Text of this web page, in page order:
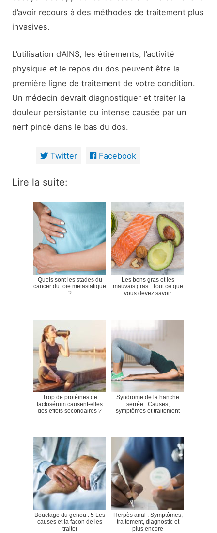
d’avoir recours à des méthodes de traitement plus
invasives.
L’utilisation d’AINS, les étirements, l’activité
physique et le repos du dos peuvent être la
première ligne de traitement de votre condition.
Un médecin devrait diagnostiquer et traiter la
douleur persistante ou intense causée par un
nerf pincé dans le bas du dos.
Twitter Facebook
Lire la suite:
Quels sont les stades du
cancer du foie métastatique
?
Les bons gras et les
mauvais gras : Tout ce que
vous devez savoir
Trop de protéines de
lactosérum causent-elles
des effets secondaires ?
Syndrome de la hanche
serrée : Causes,
symptômes et traitement
Bouclage du genou : 5 Les
causes et la façon de les
traiter
Herpès anal : Symptômes,
traitement, diagnostic et
plus encore